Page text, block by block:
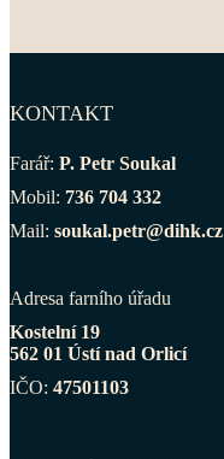
KONTAKT
Farář: P. Petr Soukal
Mobil: 736 704 332
Mail: soukal.petr@dihk.cz
Adresa farního úřadu
Kostelní 19
562 01 Ústí nad Orlicí
IČO: 47501103